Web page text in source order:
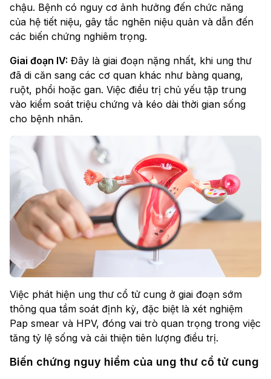
chậu. Bệnh có nguy cơ ảnh hưởng đến chức năng
của hệ tiết niệu, gây tắc nghẽn niệu quản và dẫn đến
các biến chứng nghiêm trọng.
Giai đoạn IV: Đây là giai đoạn nặng nhất, khi ung thư
đã di căn sang các cơ quan khác như bàng quang,
ruột, phổi hoặc gan. Việc điều trị chủ yếu tập trung
vào kiểm soát triệu chứng và kéo dài thời gian sống
cho bệnh nhân.
Việc phát hiện ung thư cổ tử cung ở giai đoạn sớm
thông qua tầm soát định kỳ, đặc biệt là xét nghiệm
Pap smear và HPV, đóng vai trò quan trọng trong việc
tăng tỷ lệ sống và cải thiện tiên lượng điều trị.
Biến chứng nguy hiểm của ung thư cổ tử cung